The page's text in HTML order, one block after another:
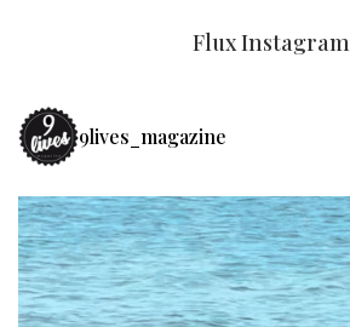
Flux Instagram
9lives_magazine